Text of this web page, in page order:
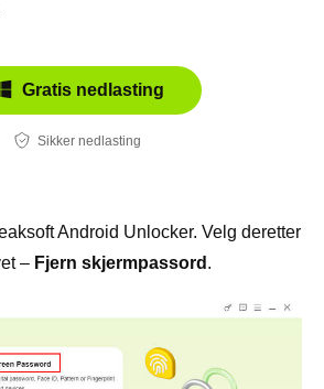
Gratis nedlasting
Sikker nedlasting
Android Unlocker. Velg deretter
– Fjern skjermpassord .